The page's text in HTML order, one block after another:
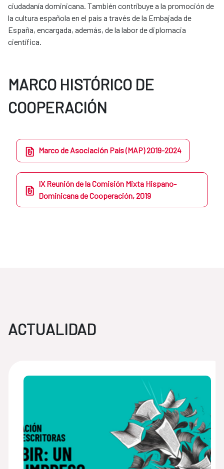
ciudadanía dominicana. También contribuye a la promoción de
la cultura española en el país a través de la Embajada de
España, encargada, además, de la labor de diplomacia
científica.
MARCO HISTÓRICO DE
COOPERACIÓN
Marco de Asociación País (MAP) 2019-2024
IX Reunión de la Comisión Mixta Hispano-
Dominicana de Cooperación, 2019
ACTUALIDAD